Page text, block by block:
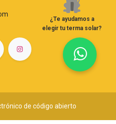
de código abierto
¿Te ayudamos a
elegir tu terma solar?